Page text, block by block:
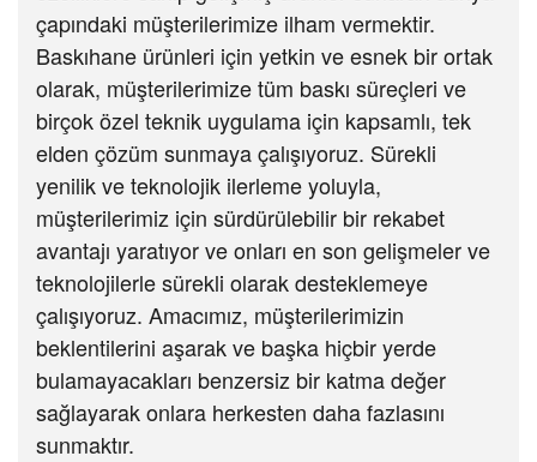
çapındaki müşterilerimize ilham vermektir.
Baskıhane ürünleri için yetkin ve esnek bir ortak
olarak, müşterilerimize tüm baskı süreçleri ve
birçok özel teknik uygulama için kapsamlı, tek
elden çözüm sunmaya çalışıyoruz. Sürekli
yenilik ve teknolojik ilerleme yoluyla,
müşterilerimiz için sürdürülebilir bir rekabet
avantajı yaratıyor ve onları en son gelişmeler ve
teknolojilerle sürekli olarak desteklemeye
çalışıyoruz. Amacımız, müşterilerimizin
beklentilerini aşarak ve başka hiçbir yerde
bulamayacakları benzersiz bir katma değer
sağlayarak onlara herkesten daha fazlasını
sunmaktır.